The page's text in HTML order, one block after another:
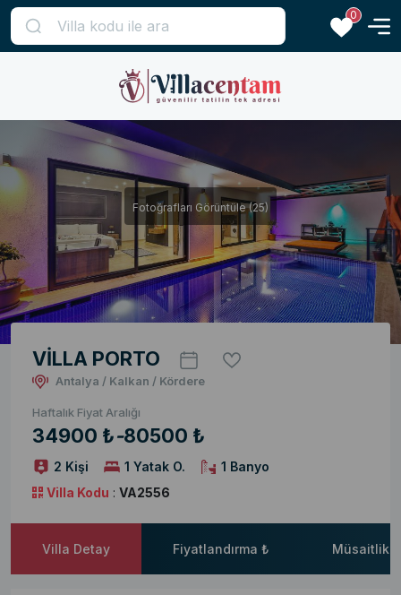
0
Fotoğrafları Görüntüle (25)
VİLLA PORTO
Antalya / Kalkan / Kördere
Haftalık Fiyat Aralığı
34900 ₺-80500 ₺
2 Kişi 1 Yatak O.
1 Banyo
Villa Kodu : VA2556
Villa Detay Fiyatlandırma ₺ Müsaitlik